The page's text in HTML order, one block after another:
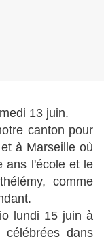
13 juin.
canton pour
à Marseille où
ans l'école et le
comme
lundi 15 juin à
dans